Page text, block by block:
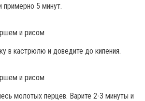
примерно 5 минут.
в кастрюлю и доведите до кипения.
молотых перцев. Варите 2-3 минуты и